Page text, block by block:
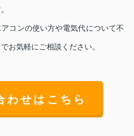
コンの使い方や電気代について不
お気軽にご相談ください。
わせはこちら